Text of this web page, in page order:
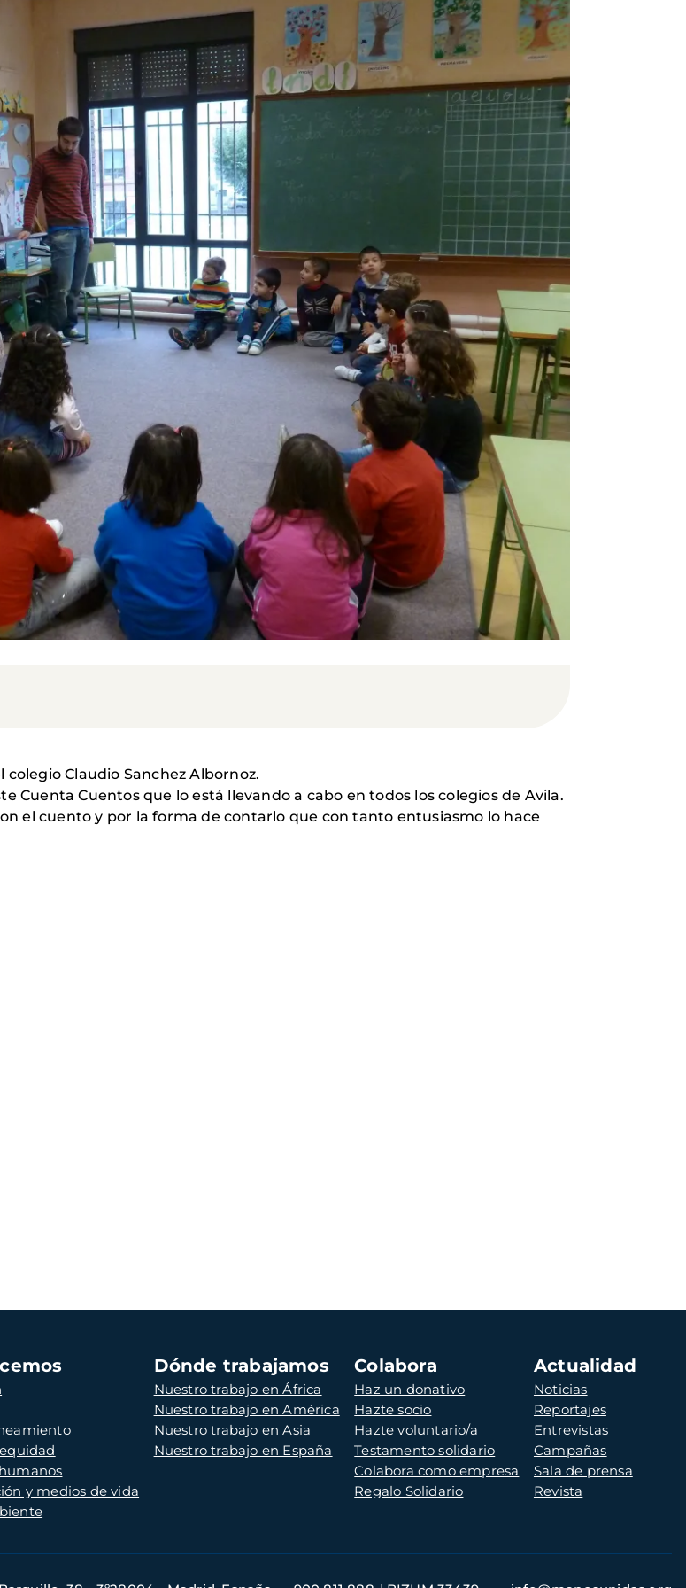
Claudio Sanchez Albornoz.
Cuenta Cuentos que lo está llevando a cabo en todos los colegios de Avila.
el cuento y por la forma de contarlo que con tanto entusiasmo lo hace
y medios de vida
Dónde trabajamos
Nuestro trabajo en África
Nuestro trabajo en América
Nuestro trabajo en Asia
Nuestro trabajo en España
Colabora
Haz un donativo
Hazte socio
Hazte voluntario/a
Testamento solidario
Colabora como empresa
Regalo Solidario
Actualidad
Noticias
Reportajes
Entrevistas
Campañas
Sala de prensa
Revista